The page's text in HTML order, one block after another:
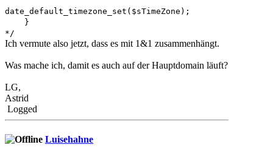
date_default_timezone_set($sTimeZone);
}
*/
Ich vermute also jetzt, dass es mit 1&1 zusammenhängt.
Was mache ich, damit es auch auf der Hauptdomain läuft?
LG,
Astrid
Logged
Luisehahne